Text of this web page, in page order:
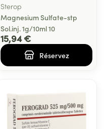
Sterop
Magnesium Sulfate-stp
Sol.inj. 1g/10ml 10
15,94 €
Réservez